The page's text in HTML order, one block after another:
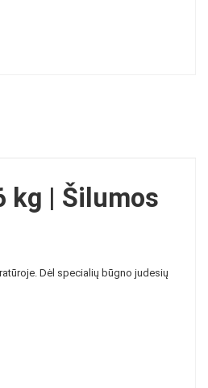
kg | Šilumos
Dėl specialių būgno judesių